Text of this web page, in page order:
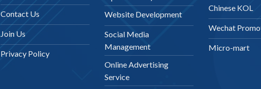
Contact Us
Join Us
Privacy Policy
Website Development
Social Media
Management
Online Advertising
Service
Chinese KOL
Wechat
Micro-mart